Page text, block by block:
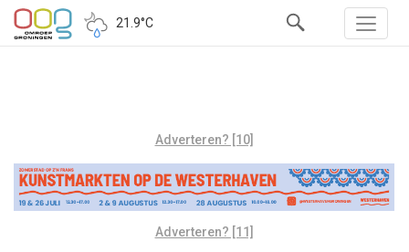
21.9°C
Adverteren? [10]
Adverteren? [11]